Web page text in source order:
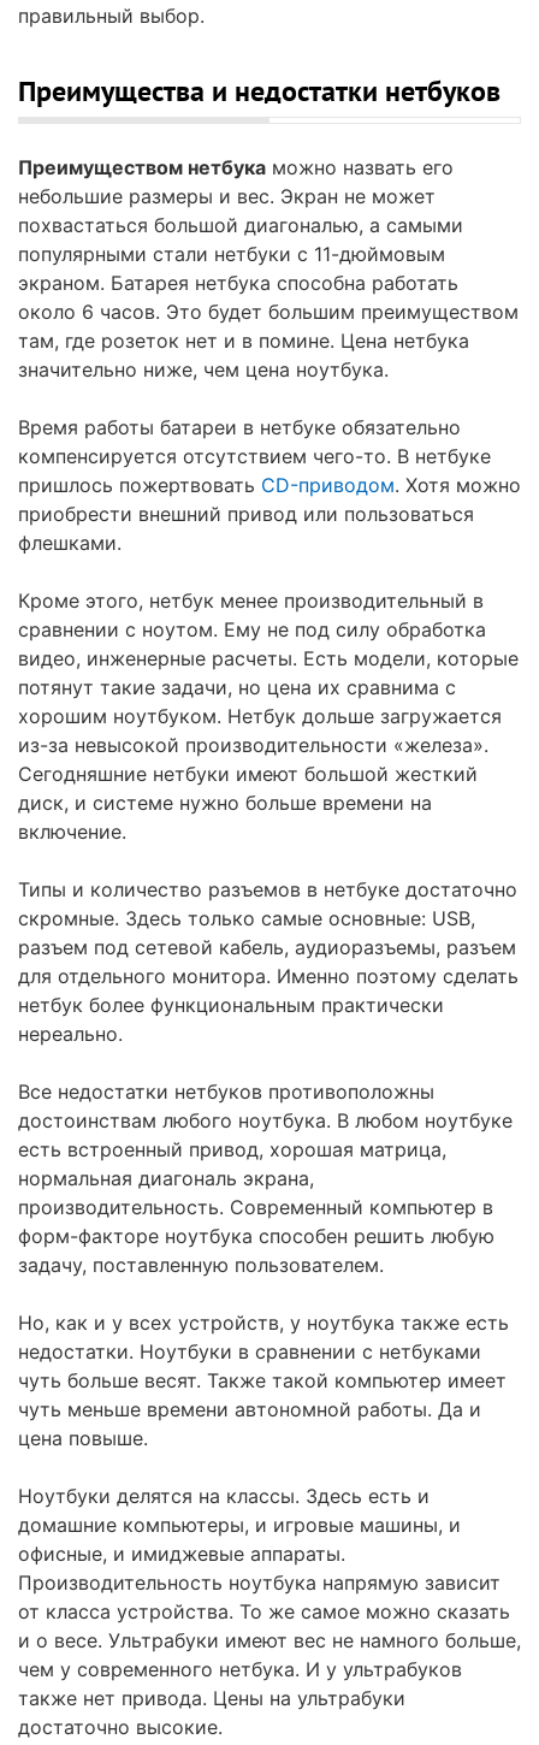
правильный выбор.
Преимущества и недостатки нетбуков
Преимуществом нетбука можно назвать его
небольшие размеры и вес. Экран не может
похвастаться большой диагональю, а самыми
популярными стали нетбуки с 11-дюймовым
экраном. Батарея нетбука способна работать
около 6 часов. Это будет большим преимуществом
там, где розеток нет и в помине. Цена нетбука
значительно ниже, чем цена ноутбука.
Время работы батареи в нетбуке обязательно
компенсируется отсутствием чего-то. В нетбуке
пришлось пожертвовать CD-приводом. Хотя можно
приобрести внешний привод или пользоваться
флешками.
Кроме этого, нетбук менее производительный в
сравнении с ноутом. Ему не под силу обработка
видео, инженерные расчеты. Есть модели, которые
потянут такие задачи, но цена их сравнима с
хорошим ноутбуком. Нетбук дольше загружается
из-за невысокой производительности «железа».
Сегодняшние нетбуки имеют большой жесткий
диск, и системе нужно больше времени на
включение.
Типы и количество разъемов в нетбуке достаточно
скромные. Здесь только самые основные: USB,
разъем под сетевой кабель, аудиоразъемы, разъем
для отдельного монитора. Именно поэтому сделать
нетбук более функциональным практически
нереально.
Все недостатки нетбуков противоположны
достоинствам любого ноутбука. В любом ноутбуке
есть встроенный привод, хорошая матрица,
нормальная диагональ экрана,
производительность. Современный компьютер в
форм-факторе ноутбука способен решить любую
задачу, поставленную пользователем.
Но, как и у всех устройств, у ноутбука также есть
недостатки. Ноутбуки в сравнении с нетбуками
чуть больше весят. Также такой компьютер имеет
чуть меньше времени автономной работы. Да и
цена повыше.
Ноутбуки делятся на классы. Здесь есть и
домашние компьютеры, и игровые машины, и
офисные, и имиджевые аппараты.
Производительность ноутбука напрямую зависит
от класса устройства. То же самое можно сказать
и о весе. Ультрабуки имеют вес не намного больше,
чем у современного нетбука. И у ультрабуков
также нет привода. Цены на ультрабуки
достаточно высокие.